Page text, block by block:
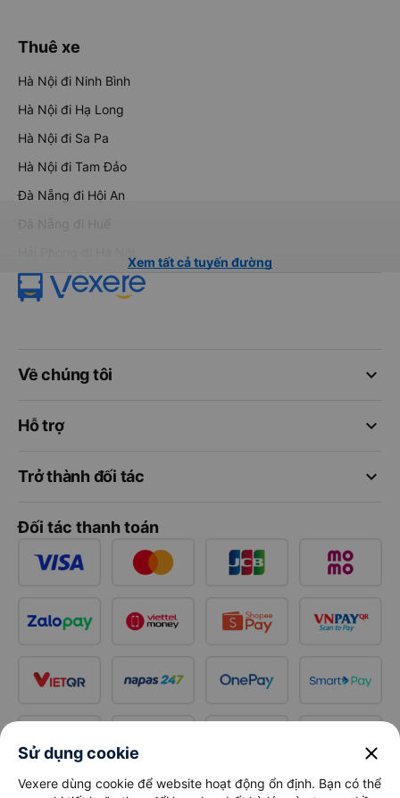
Thuê xe
Hà Nội đi Ninh Bình
Hà Nội đi Hạ Long
Hà Nội đi Sa Pa
Hà Nội đi Tam Đảo
Đà Nẵng đi Hội An
Đà Nẵng đi Huế
Xem tất cả tuyến đường
keyboard_arrow_down
Về chúng tôi
keyboard_arrow_down
Hỗ trợ
keyboard_arrow_down
Trở thành đối tác
Đối tác thanh toán
Sử dụng cookie close
Vexere dùng cookie để website hoạt động ổn định. Bạn có thể